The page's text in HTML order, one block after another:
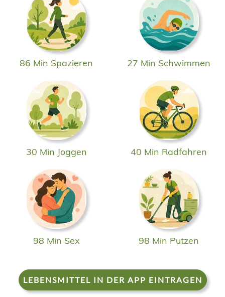
86 Min Spazieren 27 Min Schwimmen
30 Min Joggen 40 Min Radfahren
98 Min Sex 98 Min Putzen
LEBENSMITTEL IN DER APP EINTRAGEN